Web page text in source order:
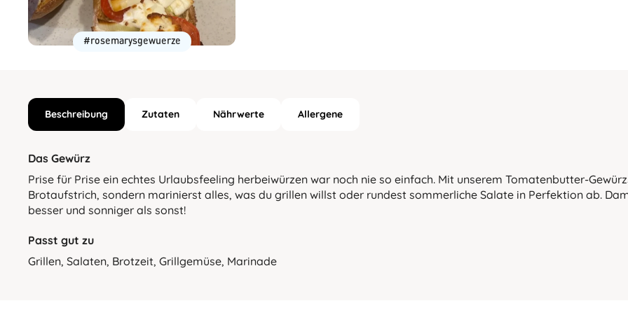
#rosemarysgewuerze
Beschreibung Zutaten Nährwerte Allergene
Das Gewürz
Prise für Prise ein echtes Urlaubsfeeling herbeiwürzen war noch nie so einfach. Mit unserem Tomatenbutter-
Brotaufstrich, sondern marinierst alles, was du grillen willst oder rundest sommerliche Salate in Perfektion ab.
besser und sonniger als sonst!
Passt gut zu
Grillen, Salaten, Brotzeit, Grillgemüse, Marinade